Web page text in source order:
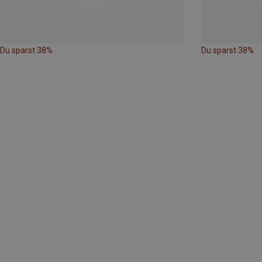
Du sparst 38% Du sparst 38%